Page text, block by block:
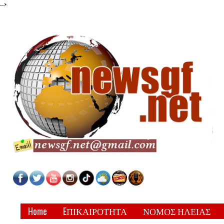
-->
Home EΠΙΚΑΙΡΟΤΗΤΑ ΝΟΜΟΣ ΗΛΕΙΑΣ